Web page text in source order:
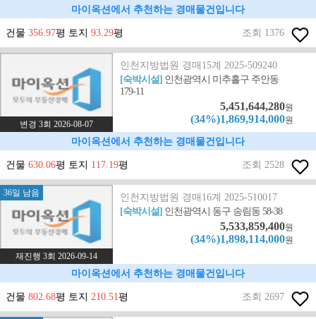
마이옥션에서 추천하는 경매물건입니다
건물 356.97평 토지 93.29평 조회 1376
변경 3회 2026-08-07
인천지방법원 경매15계 2025-509240
[숙박시설] 인천광역시 미추홀구 주안동
179-11
5,451,644,280원
(34%)1,869,914,000원
마이옥션에서 추천하는 경매물건입니다
건물 630.06평 토지 117.19평 조회 2528
36일 남음
재진행 3회 2026-09-14
인천지방법원 경매16계 2025-510017
[숙박시설] 인천광역시 동구 송림동 58-38
5,533,859,400원
(34%)1,898,114,000원
마이옥션에서 추천하는 경매물건입니다
건물 802.68평 토지 210.51평 조회 2697